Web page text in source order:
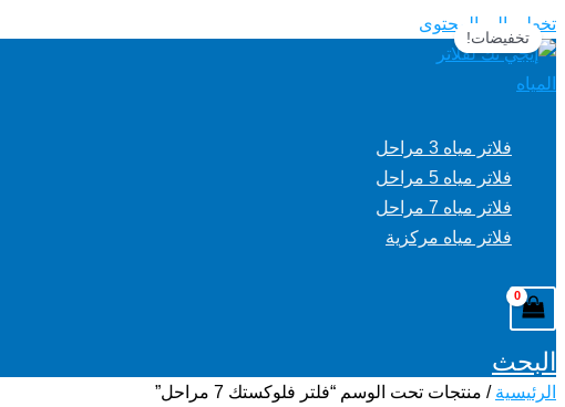
تخطي إلى المحتوى
فلاتر مياه 3 مراحل
فلاتر مياه 5 مراحل
فلاتر مياه 7 مراحل
فلاتر مياه مركزية
البحث
الرئيسية / منتجات تحت الوسم “فلتر فلوكستك 7 مراحل”
تخفيضات!